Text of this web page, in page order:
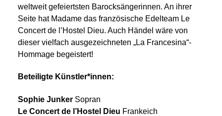
weltweit gefeiertsten Barocksängerinnen. An ihrer
Seite hat Madame das französische Edelteam Le
Concert de l’Hostel Dieu. Auch Händel wäre von
dieser vielfach ausgezeichneten „La Francesina“-
Hommage begeistert!
Beteiligte Künstler*innen:
Sophie Junker Sopran
Le Concert de l’Hostel Dieu Frankeich